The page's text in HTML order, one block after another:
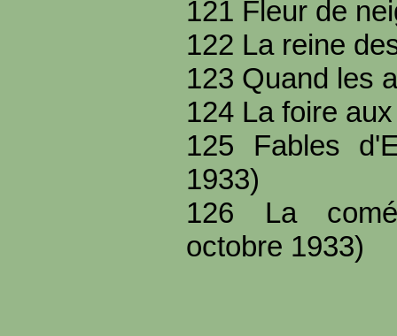
121 Fleur de
122 La reine
123 Quand les
124 La foire
125 Fables
1933)
126 La
octobre 1933)